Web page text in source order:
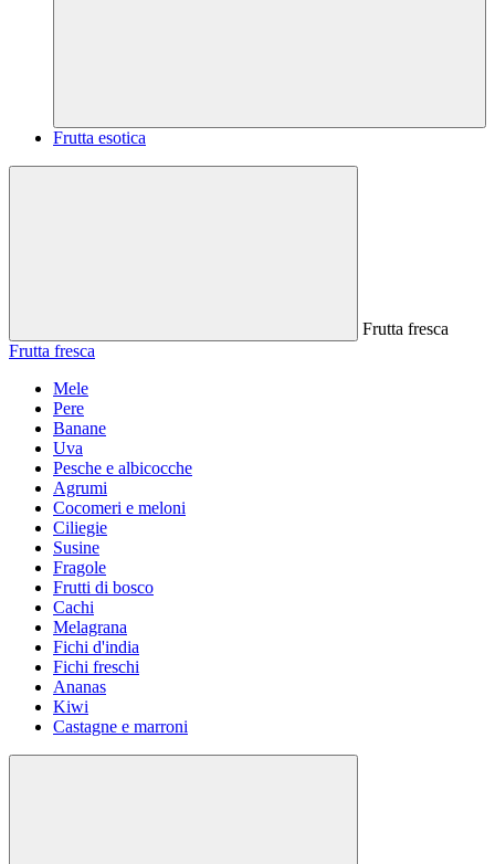
Frutta esotica
Frutta fresca
Frutta fresca
Mele
Pere
Banane
Uva
Pesche e albicocche
Agrumi
Cocomeri e meloni
Ciliegie
Susine
Fragole
Frutti di bosco
Cachi
Melagrana
Fichi d'india
Fichi freschi
Ananas
Kiwi
Castagne e marroni